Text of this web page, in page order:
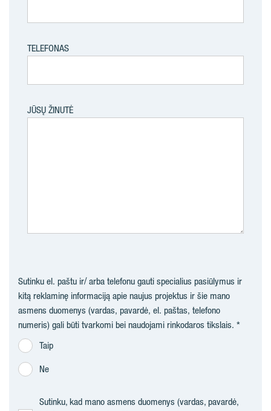
TELEFONAS
JŪSŲ ŽINUTĖ
Sutinku el. paštu ir/ arba telefonu gauti specialius pasiūlymus ir
kitą reklaminę informaciją apie naujus projektus ir šie mano
asmens duomenys (vardas, pavardė, el. paštas, telefono
numeris) gali būti tvarkomi bei naudojami rinkodaros tikslais.
Taip
Ne
Sutinku, kad mano asmens duomenys (vardas, pavardė,